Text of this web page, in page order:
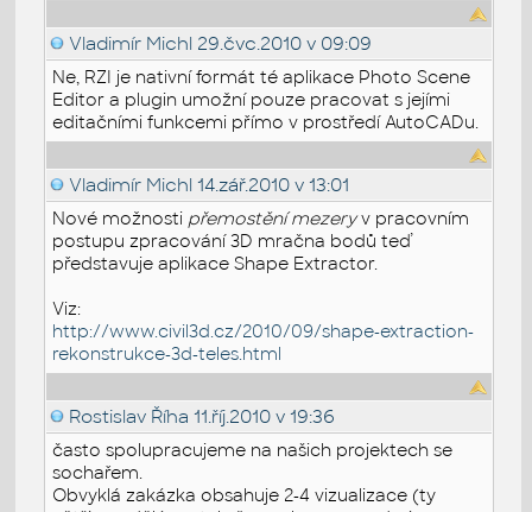
Vladimír Michl 29.čvc.2010 v 09:09
Ne, RZI je nativní formát té aplikace Photo Scene
Editor a plugin umožní pouze pracovat s jejími
editačními funkcemi přímo v prostředí AutoCADu.
Vladimír Michl 14.zář.2010 v 13:01
Nové možnosti přemostění mezeryv pracovním
postupu zpracování 3D mračna bodů teď
představuje aplikace Shape Extractor.
Viz:
http://www.civil3d.cz/2010/09/shape-extraction-
rekonstrukce-3d-teles.html
Rostislav Říha 11.říj.2010 v 19:36
často spolupracujeme na našich projektech se
sochařem.
Obvyklá zakázka obsahuje 2-4 vizualizace (ty